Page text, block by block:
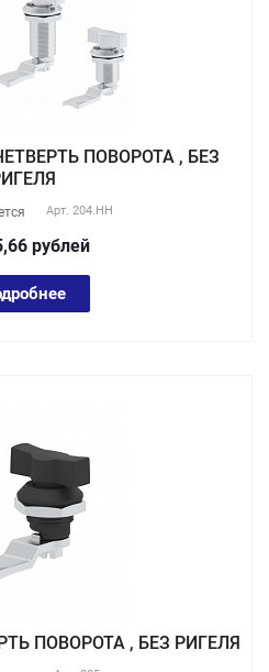
ПОВОРОТА , БЕЗ
Арт. 204.HH
рублей
ПОВОРОТА , БЕЗ РИГЕЛЯ